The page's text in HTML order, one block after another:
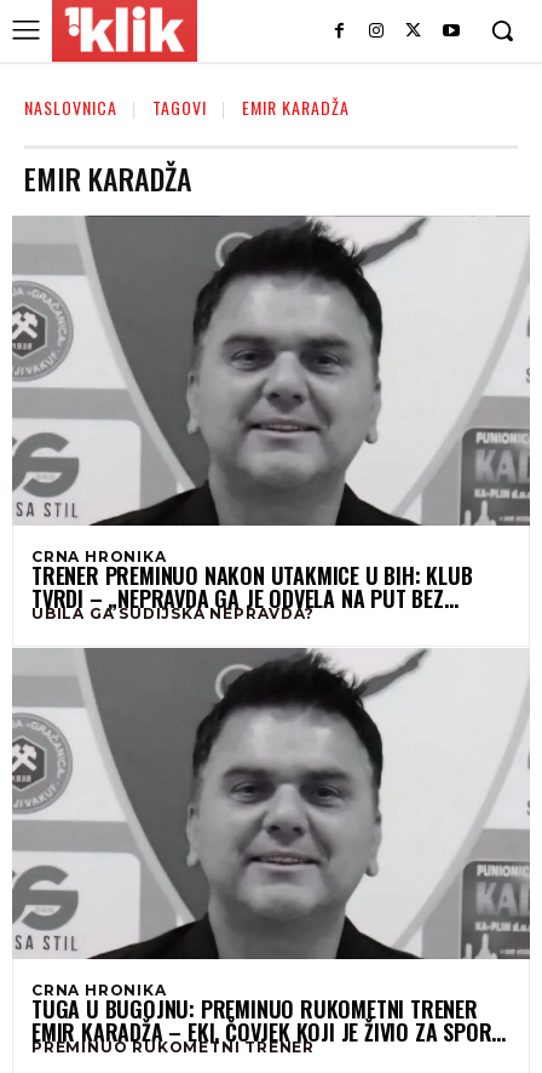
NASLOVNICA TAGOVI EMIR KARADŽA
EMIR KARADŽA
CRNA HRONIKA
TRENER PREMINUO NAKON UTAKMICE U BIH: KLUB
TVRDI – „NEPRAVDA GA JE ODVELA NA PUT BEZ
POVRATKA“
UBILA GA SUDIJSKA NEPRAVDA?
CRNA HRONIKA
TUGA U BUGOJNU: PREMINUO RUKOMETNI TRENER
EMIR KARADŽA – EKI, ČOVJEK KOJI JE ŽIVIO ZA SPORT
I LJUDE
PREMINUO RUKOMETNI TRENER